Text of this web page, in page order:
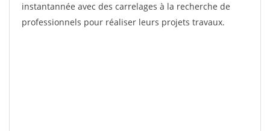
instantannée avec des carrelages à la recherche de
professionnels pour réaliser leurs projets travaux.